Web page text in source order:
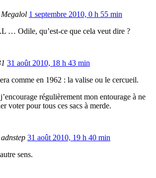
Megalol 1 septembre 2010, 0 h 55 min
… Odile, qu’est-ce que cela veut dire ?
31 août 2010, 18 h 43 min
comme en 1962 : la valise ou le cercueil.
régulièrement mon entourage à ne
voter pour tous ces sacs à merde.
adnstep 31 août 2010, 19 h 40 min
sens.